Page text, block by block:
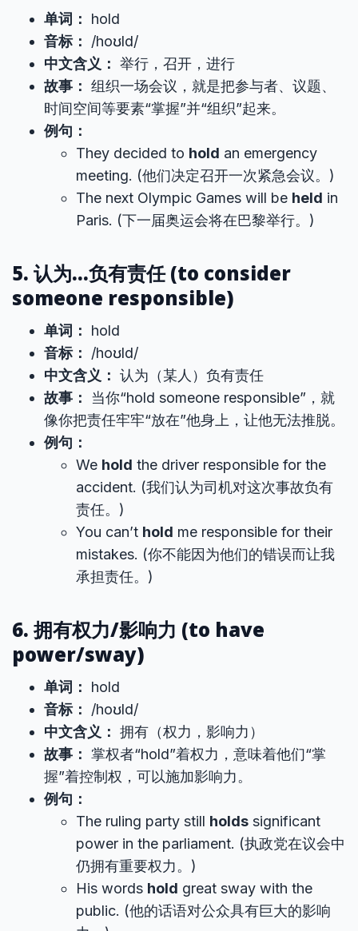
单词：
hold
音标：
/hoʊld/
中文含义： 举行，召开，进行
故事： 组织一场会议，就是把参与者、议题、
时间空间等要素“掌握”并“组织”起来。
例句：
They decided to hold an emergency
meeting. (他们决定召开一次紧急会议。)
The next Olympic Games will be held in
Paris. (下一届奥运会将在巴黎举行。)
5. 认为…负有责任 (to consider
someone responsible)
单词：
hold
音标：
/hoʊld/
中文含义： 认为（某人）负有责任
故事：
当你“hold someone responsible”，就
像你把责任牢牢“放在”他身上，让他无法推脱。
例句：
We hold the driver responsible for the
accident. (我们认为司机对这次事故负有
责任。)
You can’t hold me responsible for their
mistakes. (你不能因为他们的错误而让我
承担责任。)
6. 拥有权力/影响力 (to have
power/sway)
单词：
hold
音标：
/hoʊld/
中文含义： 拥有（权力，影响力）
故事： 掌权者“hold”着权力，意味着他们“掌
握”着控制权，可以施加影响力。
例句：
The ruling party still holds significant
power in the parliament. (执政党在议会中
仍拥有重要权力。)
His words hold great sway with the
public. (他的话语对公众具有巨大的影响